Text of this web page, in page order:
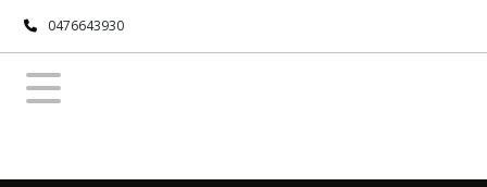
0476643930